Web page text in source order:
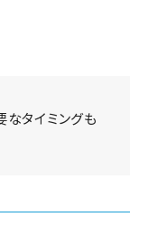
タイミングも